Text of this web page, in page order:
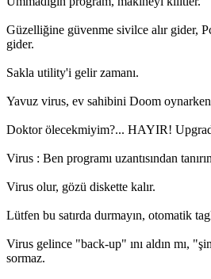
Güzelliğine güvenme sivilce alır gider,
gider.
Sakla utility'i gelir zamanı.
Yavuz virus, ev sahibini Doom oynarken
Doktor ölecekmiyim?... HAYIR!
Virus : Ben programı uzantısından
Virus olur, gözü diskette kalır.
Lütfen bu satırda durmayın, otomatik
Virus gelince "back-up" ını aldın mı,
sormaz.